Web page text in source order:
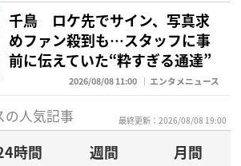
千鳥 ロケ先でサイン、写真求
めファン殺到も…スタッフに事
前に伝えていた“粋すぎる通達”
2026/08/08 11:00 エンタメニュース
の人気記事 最終更新：2026/08/08 19:00
時間 週間
月間